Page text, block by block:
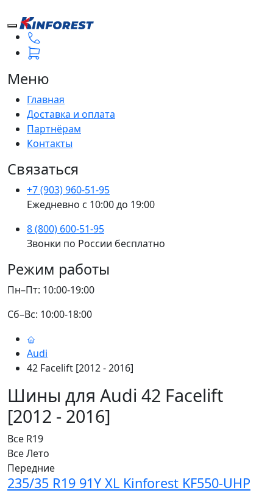
Меню
Главная
Доставка и оплата
Партнёрам
Контакты
Связаться
+7 (903) 960-51-95
Ежедневно с 10:00 до 19:00
8 (800) 600-51-95
Звонки по России бесплатно
Режим работы
Пн–Пт: 10:00-19:00
Сб–Вс: 10:00-18:00
Audi
42 Facelift [2012 - 2016]
Шины для Audi 42 Facelift
[2012 - 2016]
Все R19
ВсеЛето
Передние
235/35 R19 91Y XL Kinforest KF550-UHP